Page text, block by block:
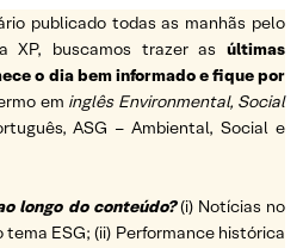
publicado todas as manhãs pelo
XP, buscamos trazer as últimas
o dia bem informado e fique por
em inglês Environmental, Social
ASG – Ambiental, Social e
longo do conteúdo? (i) Notícias no
ESG; (ii) Performance histórica